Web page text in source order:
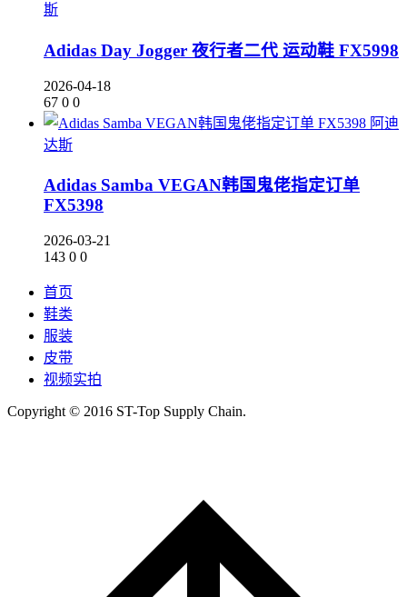
斯
Adidas Day Jogger 夜行者二代 运动鞋 FX5998
2026-04-18
67 0 0
阿迪
达斯
Adidas Samba VEGAN韩国鬼佬指定订单
FX5398
2026-03-21
143 0 0
首页
鞋类
服装
皮带
视频实拍
Copyright © 2016 ST-Top Supply Chain.